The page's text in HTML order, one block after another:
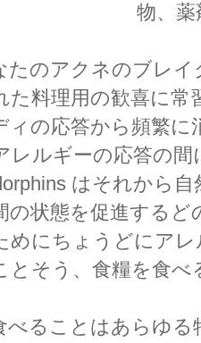
物、
たのアクネのブレ
た料理用の歓喜に
ィの応答から頻繁
レルギーの応答の
はそれから
の状態を促進する
めにちょうどにア
とそう、食糧を食べ
ることはあらゆる